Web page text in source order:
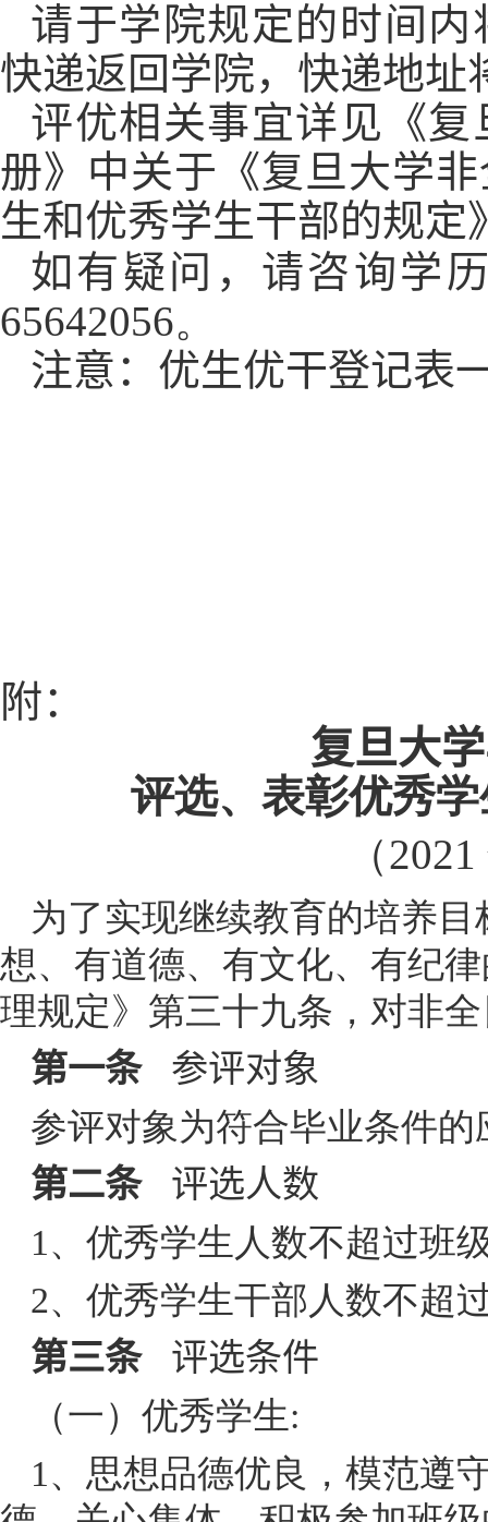
请于学院规定的时间
快递返回学院，快递地址
评优相关事宜详见《
册》中关于《复旦大学
生和优秀学生干部的规定
如有疑问，请咨询学
65642056。
注意：优生优干登记表
附：
复旦大
评选、表彰优秀
（2021
为了实现继续教育的培养
想、有道德、有文化、有纪
理规定》第三十九条，对非
第一条参评对象
参评对象为符合毕业条件
第二条评选人数
1、优秀学生人数不超过班
2、优秀学生干部人数不超
第三条评选条件
（一）优秀学生:
1、思想品德优良，模范遵